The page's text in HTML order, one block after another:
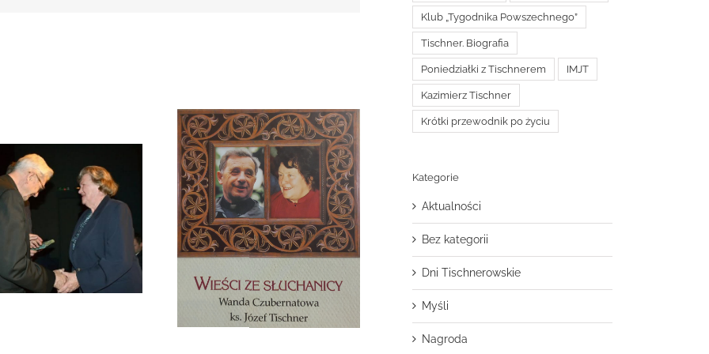
Zmarła Wanda Czubernatowa
Klub „Tygodnika Powszechnego”
Tischner. Biografia
Poniedziałki z Tischnerem IMJT
Kazimierz Tischner
Krótki przewodnik po życiu
Kategorie
Aktualności
Bez kategorii
Dni Tischnerowskie
Myśli
Nagroda